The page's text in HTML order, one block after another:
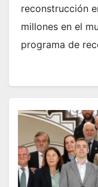
reconstrucción
millones en el
programa de